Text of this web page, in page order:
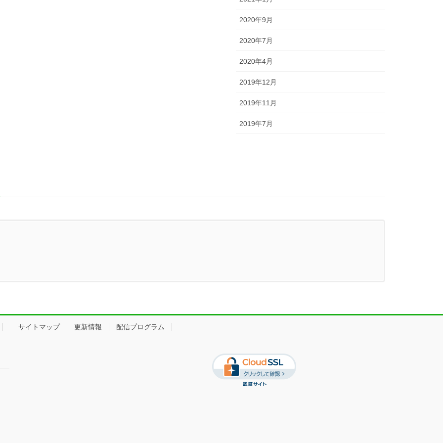
2020年9月
2020年7月
2020年4月
2019年12月
2019年11月
2019年7月
サイトマップ 更新情報 配信プログラム